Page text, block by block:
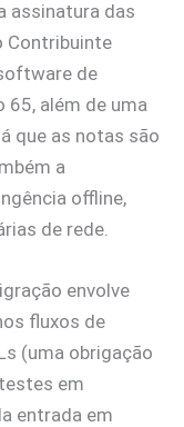
assinatura das
Contribuinte
de
além de uma
que as notas são
a
offline,
de rede.
envolve
fluxos de
(uma obrigação
em
entrada em